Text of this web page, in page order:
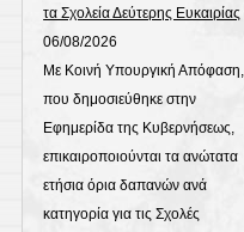
τα Σχολεία Δεύτερης Ευκαιρίας
06/08/2026
Με Κοινή Υπουργική Απόφαση,
που δημοσιεύθηκε στην
Εφημερίδα της Κυβερνήσεως,
επικαιροποιούνται τα ανώτατα
ετήσια όρια δαπανών ανά
κατηγορία για τις Σχολές